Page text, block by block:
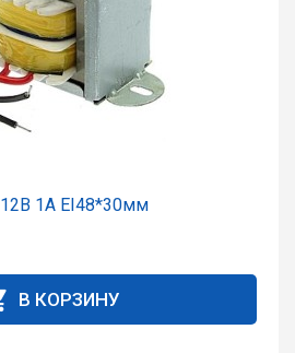
1А EI48*30мм
В КОРЗИНУ